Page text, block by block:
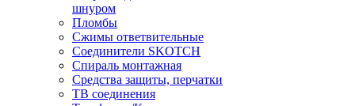
шнуром
Пломбы
Сжимы ответвительные
Соединители SKOTCH
Спираль монтажная
Средства защиты, перчатки
ТВ соединения